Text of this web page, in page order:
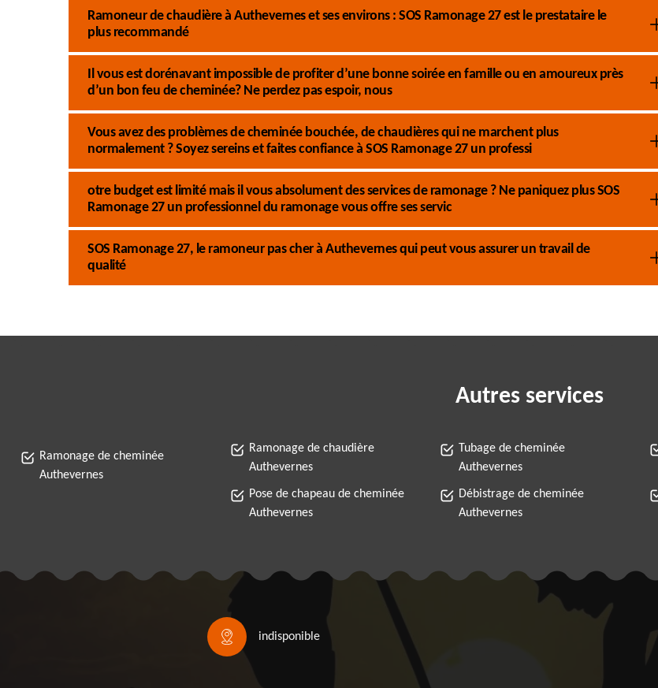
Ramoneur de chaudière à Authevernes et ses environs : SOS Ramonage 27 est le prestataire le
plus recommandé
Il vous est dorénavant impossible de profiter d’une bonne soirée en famille ou en amoureux près
d’un bon feu de cheminée? Ne perdez pas espoir, nous
Vous avez des problèmes de cheminée bouchée, de chaudières qui ne marchent plus
normalement ? Soyez sereins et faites confiance à SOS Ramonage 27 un professi
otre budget est limité mais il vous absolument des services de ramonage ? Ne paniquez plus SOS
Ramonage 27 un professionnel du ramonage vous offre ses servic
SOS Ramonage 27, le ramoneur pas cher à Authevernes qui peut vous assurer un travail de
qualité
Autres services
Ramonage de cheminée
Authevernes
Ramonage de chaudière
Authevernes
Pose de chapeau de cheminée
Authevernes
Tubage de cheminée
Authevernes
Débistrage de cheminée
Authevernes
indisponible